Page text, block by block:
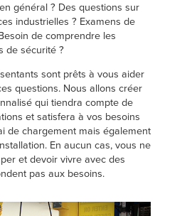
REPRÉSENTANT
1 30 07 12 37
général ? Des questions sur
industrielles ? Examens de
de comprendre les
de sécurité ?
sont prêts à vous aider
questions. Nous allons créer
qui tiendra compte de
et satisfera à vos besoins
de chargement mais également
En aucun cas, vous ne
et devoir vivre avec des
pas aux besoins.